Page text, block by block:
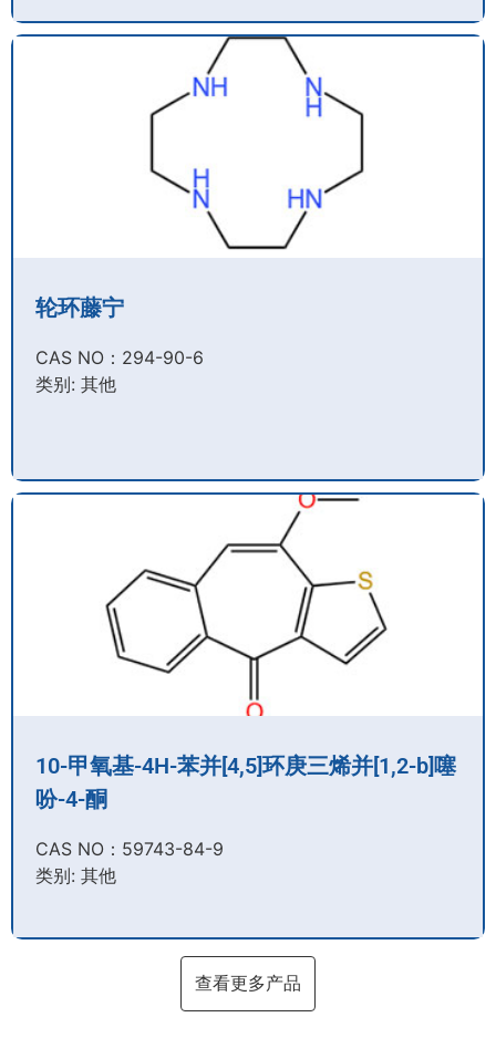
轮环藤宁
CAS NO：294-90-6​
类别: 其他
10-甲氧基-4H-苯并[4,5]环庚三烯并[1,2-b]噻
吩-4-酮
CAS NO：59743-84-9​
类别: 其他
查看更多产品